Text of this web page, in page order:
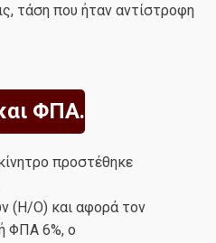
τάση που ήταν αντίστροφη
ΦΠΑ.
προστέθηκε
(Η/Ο) και αφορά τον
ΦΠΑ 6%, ο